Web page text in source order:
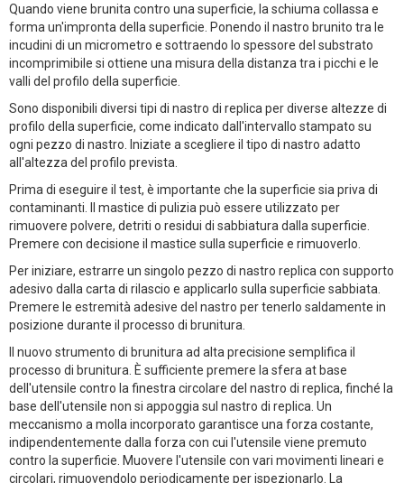
Quando viene brunita contro una superficie, la schiuma collassa e
forma un'impronta della superficie. Ponendo il nastro brunito tra le
incudini di un micrometro e sottraendo lo spessore del substrato
incomprimibile si ottiene una misura della distanza tra i picchi e le
valli del profilo della superficie.
Sono disponibili diversi tipi di nastro di replica per diverse altezze di
profilo della superficie, come indicato dall'intervallo stampato su
ogni pezzo di nastro. Iniziate a scegliere il tipo di nastro adatto
all'altezza del profilo prevista.
Prima di eseguire il test, è importante che la superficie sia priva di
contaminanti. Il mastice di pulizia può essere utilizzato per
rimuovere polvere, detriti o residui di sabbiatura dalla superficie.
Premere con decisione il mastice sulla superficie e rimuoverlo.
Per iniziare, estrarre un singolo pezzo di nastro replica con supporto
adesivo dalla carta di rilascio e applicarlo sulla superficie sabbiata.
Premere le estremità adesive del nastro per tenerlo saldamente in
posizione durante il processo di brunitura.
Il nuovo strumento di brunitura ad alta precisione semplifica il
processo di brunitura. È sufficiente premere la sfera at base
dell'utensile contro la finestra circolare del nastro di replica, finché la
base dell'utensile non si appoggia sul nastro di replica. Un
meccanismo a molla incorporato garantisce una forza costante,
indipendentemente dalla forza con cui l'utensile viene premuto
contro la superficie. Muovere l'utensile con vari movimenti lineari e
circolari, rimuovendolo periodicamente per ispezionarlo. La